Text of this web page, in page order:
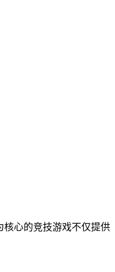
核心的竞技游戏不仅提供